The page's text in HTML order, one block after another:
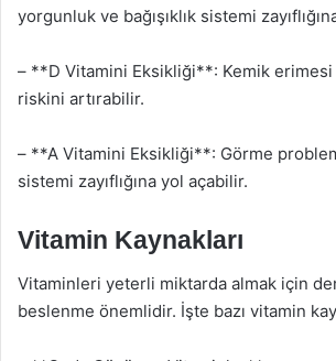
yorgunluk ve bağışıklık sistemi
– **D Vitamini Eksikliği**: Kemik
riskini artırabilir.
– **A Vitamini Eksikliği**: Görme
sistemi zayıflığına yol açabilir.
Vitamin Kaynakları
Vitaminleri yeterli miktarda almak için
beslenme önemlidir. İşte bazı vitamin